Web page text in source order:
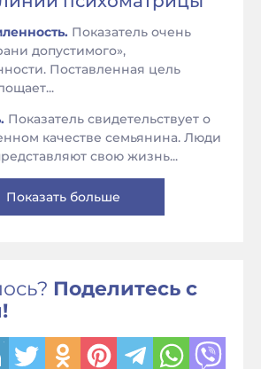
Показатель очень
допустимого»,
Поставленная цель
Показатель свидетельствует о
качестве семьянина. Люди
свою жизнь...
Показать больше
Поделитесь с